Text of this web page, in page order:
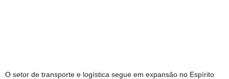
O setor de transporte e logística segue em expansão no Espírito